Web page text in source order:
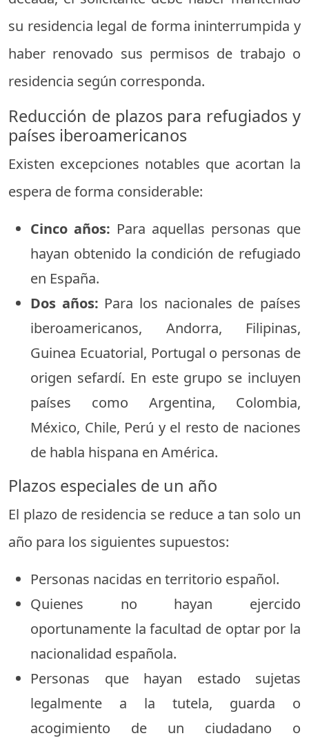
su residencia legal de forma ininterrumpida y
haber renovado sus permisos de trabajo o
residencia según corresponda.
Reducción de plazos para refugiados y
países iberoamericanos
Existen excepciones notables que acortan la
espera de forma considerable:
Cinco años: Para aquellas personas que
hayan obtenido la condición de refugiado
en España.
Dos años: Para los nacionales de países
iberoamericanos, Andorra, Filipinas,
Guinea Ecuatorial, Portugal o personas de
origen sefardí. En este grupo se incluyen
países como Argentina, Colombia,
México, Chile, Perú y el resto de naciones
de habla hispana en América.
Plazos especiales de un año
El plazo de residencia se reduce a tan solo un
año para los siguientes supuestos:
Personas nacidas en territorio español.
Quienes no hayan ejercido
oportunamente la facultad de optar por la
nacionalidad española.
Personas que hayan estado sujetas
legalmente a la tutela, guarda o
acogimiento de un ciudadano o